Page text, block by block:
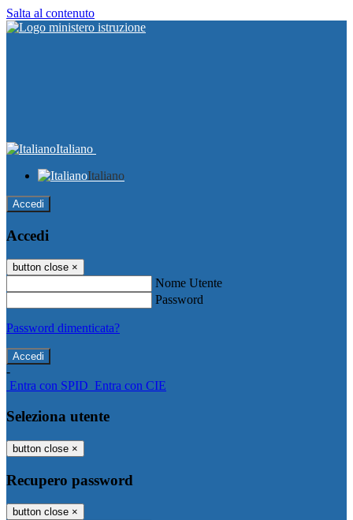
Salta al contenuto
Italiano
Italiano
Accedi
Accedi
button close ×
Nome Utente
Password
Password dimenticata?
-
Entra con SPID Entra con CIE
Seleziona utente
button close ×
Recupero password
button close ×